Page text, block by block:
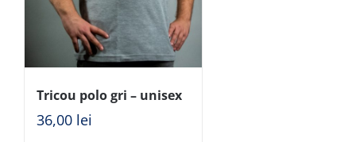
Tricou polo gri – unisex
36,00 lei